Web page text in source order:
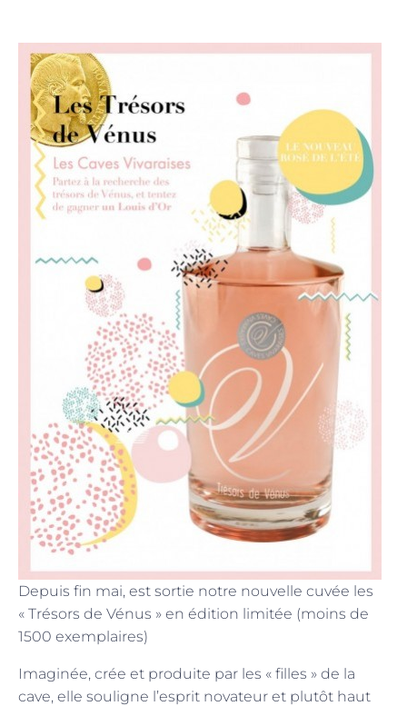
Depuis fin mai, est sortie notre nouvelle cuvée les
« Trésors de Vénus » en édition limitée (moins de
1500 exemplaires)
Imaginée, crée et produite par les « filles » de la
cave, elle souligne l’esprit novateur et plutôt haut